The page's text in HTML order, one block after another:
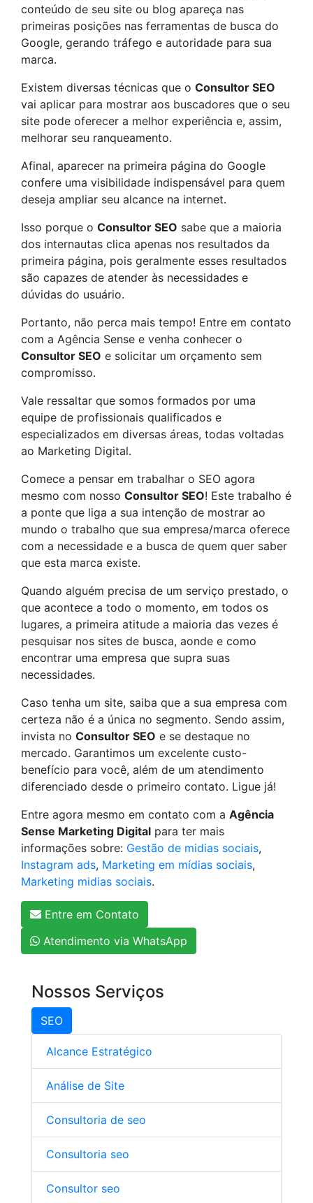
conteúdo de seu site ou blog apareça nas
primeiras posições nas ferramentas de busca do
Google, gerando tráfego e autoridade para sua
marca.
Existem diversas técnicas que o Consultor SEO
vai aplicar para mostrar aos buscadores que o seu
site pode oferecer a melhor experiência e, assim,
melhorar seu ranqueamento.
Afinal, aparecer na primeira página do Google
confere uma visibilidade indispensável para quem
deseja ampliar seu alcance na internet.
Isso porque o Consultor SEO sabe que a maioria
dos internautas clica apenas nos resultados da
primeira página, pois geralmente esses resultados
são capazes de atender às necessidades e
dúvidas do usuário.
Portanto, não perca mais tempo! Entre em contato
com a Agência Sense e venha conhecer o
Consultor SEO e solicitar um orçamento sem
compromisso.
Vale ressaltar que somos formados por uma
equipe de profissionais qualificados e
especializados em diversas áreas, todas voltadas
ao Marketing Digital.
Comece a pensar em trabalhar o SEO agora
mesmo com nosso Consultor SEO! Este trabalho é
a ponte que liga a sua intenção de mostrar ao
mundo o trabalho que sua empresa/marca oferece
com a necessidade e a busca de quem quer saber
que esta marca existe.
Quando alguém precisa de um serviço prestado, o
que acontece a todo o momento, em todos os
lugares, a primeira atitude a maioria das vezes é
pesquisar nos sites de busca, aonde e como
encontrar uma empresa que supra suas
necessidades.
Caso tenha um site, saiba que a sua empresa com
certeza não é a única no segmento. Sendo assim,
invista no Consultor SEO e se destaque no
mercado. Garantimos um excelente custo-
benefício para você, além de um atendimento
diferenciado desde o primeiro contato. Ligue já!
Entre agora mesmo em contato com a Agência
Sense Marketing Digital para ter mais
informações sobre: Gestão de midias sociais,
Instagram ads, Marketing em mídias sociais,
Marketing midias sociais.
Entre em Contato
Atendimento via WhatsApp
Nossos Serviços
SEO
Alcance Estratégico
Análise de Site
Consultoria de seo
Consultoria seo
Consultor seo